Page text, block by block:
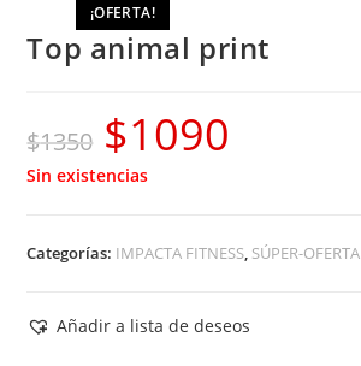
¡OFERTA!
Top animal print
$1350 El
precio
$1090
Sin existencias
Categorías: IMPACTA FITNESS, SÚPER-OFERTA
Añadir a lista de deseos